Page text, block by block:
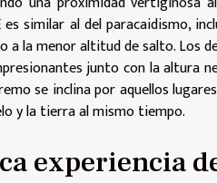
similar al del paracaidismo,
a la menor altitud de salto. Los
junto con la altura
se inclina por aquellos
y la tierra al mismo tiempo.
experiencia